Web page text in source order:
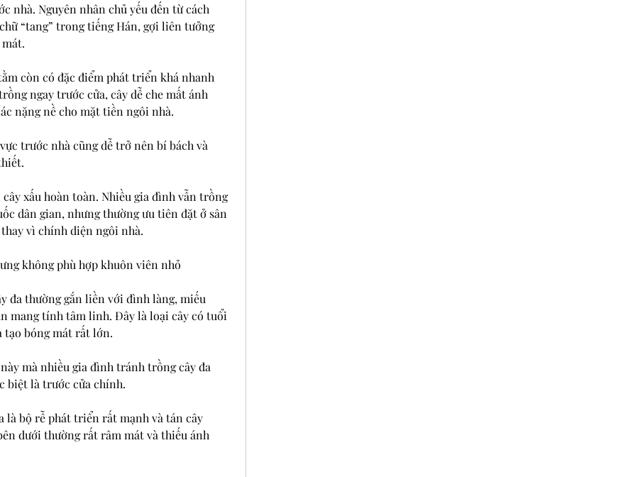
nhà. Nguyên nhân chủ yếu đến từ cách
“tang” trong tiếng Hán, gợi liên tưởng
còn có đặc điểm phát triển khá nhanh
ngay trước cửa, cây dễ che mất ánh
nặng nề cho mặt tiền ngôi nhà.
trước nhà cũng dễ trở nên bí bách và
xấu hoàn toàn. Nhiều gia đình vẫn trồng
dân gian, nhưng thường ưu tiên đặt ở sân
vì chính diện ngôi nhà.
không phù hợp khuôn viên nhỏ
đa thường gắn liền với đình làng, miếu
mang tính tâm linh. Đây là loại cây có tuổi
tạo bóng mát rất lớn.
mà nhiều gia đình tránh trồng cây đa
biệt là trước cửa chính.
là bộ rễ phát triển rất mạnh và tán cây
dưới thường rất râm mát và thiếu ánh